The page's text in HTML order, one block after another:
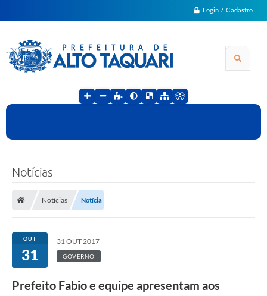
Login / Cadastro
Notícias
Notícias Notícia
OUT
31
31 OUT 2017
GOVERNO
Prefeito Fabio e equipe apresentam aos